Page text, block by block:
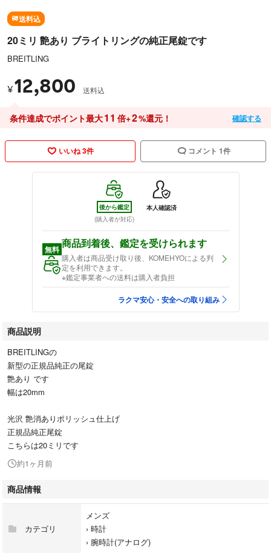
送料込
20ミリ 艶あり ブライトリングの純正尾錠です
BREITLING
¥12,800 送料込
条件達成でポイント最大11 倍+2%還元！ 確認する
いいね 3件 コメント 1件
後から鑑定
(購入者が対応)
本人確認済
無料 商品到着後、鑑定を受けられます
購入者は商品受け取り後、KOMEHYOによる判
定を利用できます。
※鑑定事業者への送料は購入者負担
ラクマ安心・安全への取り組み
商品説明
BREITLINGの
新型の正規品純正の尾錠
艶あり です
幅は20mm
光沢 艶消ありポリッシュ仕上げ
正規品純正尾錠
こちらは20ミリです
約1ヶ月前
商品情報
カテゴリ
メンズ
› 時計
› 腕時計(アナログ)